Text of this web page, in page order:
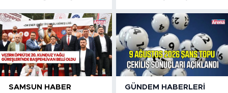
SAMSUN HABER GÜNDEM HABERLERI